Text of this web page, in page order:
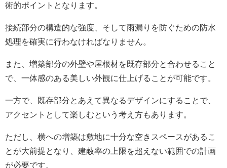
術的ポイントとなります。
接続部分の構造的な強度、そして雨漏りを防ぐための防水
処理を確実に行わなければなりません。
また、増築部分の外壁や屋根材を既存部分と合わせること
で、一体感のある美しい外観に仕上げることが可能です。
一方で、既存部分とあえて異なるデザインにすることで、
アクセントとして楽しむという考え方もあります。
ただし、横への増築は敷地に十分な空きスペースがあるこ
とが大前提となり、建蔽率の上限を超えない範囲での計画
が必要です。